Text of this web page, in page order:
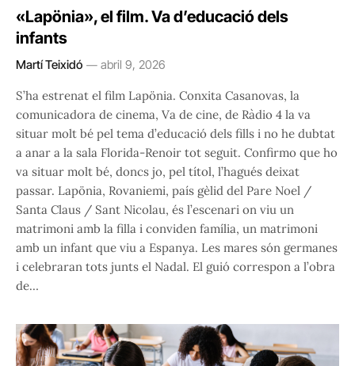
«Lapönia», el film. Va d’educació dels
infants
Martí Teixidó abril 9, 2026
S’ha estrenat el film Lapönia. Conxita Casanovas, la
comunicadora de cinema, Va de cine, de Ràdio 4 la va
situar molt bé pel tema d’educació dels fills i no he dubtat
a anar a la sala Florida-Renoir tot seguit. Confirmo que ho
va situar molt bé, doncs jo, pel títol, l’hagués deixat
passar. Lapönia, Rovaniemi, país gèlid del Pare Noel /
Santa Claus / Sant Nicolau, és l’escenari on viu un
matrimoni amb la filla i conviden família, un matrimoni
amb un infant que viu a Espanya. Les mares són germanes
i celebraran tots junts el Nadal. El guió correspon a l’obra
de…